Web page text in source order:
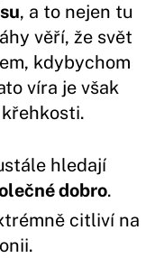
, a to nejen tu
věří, že svět
kdybychom
víra je však
hledají
dobro.
citliví na